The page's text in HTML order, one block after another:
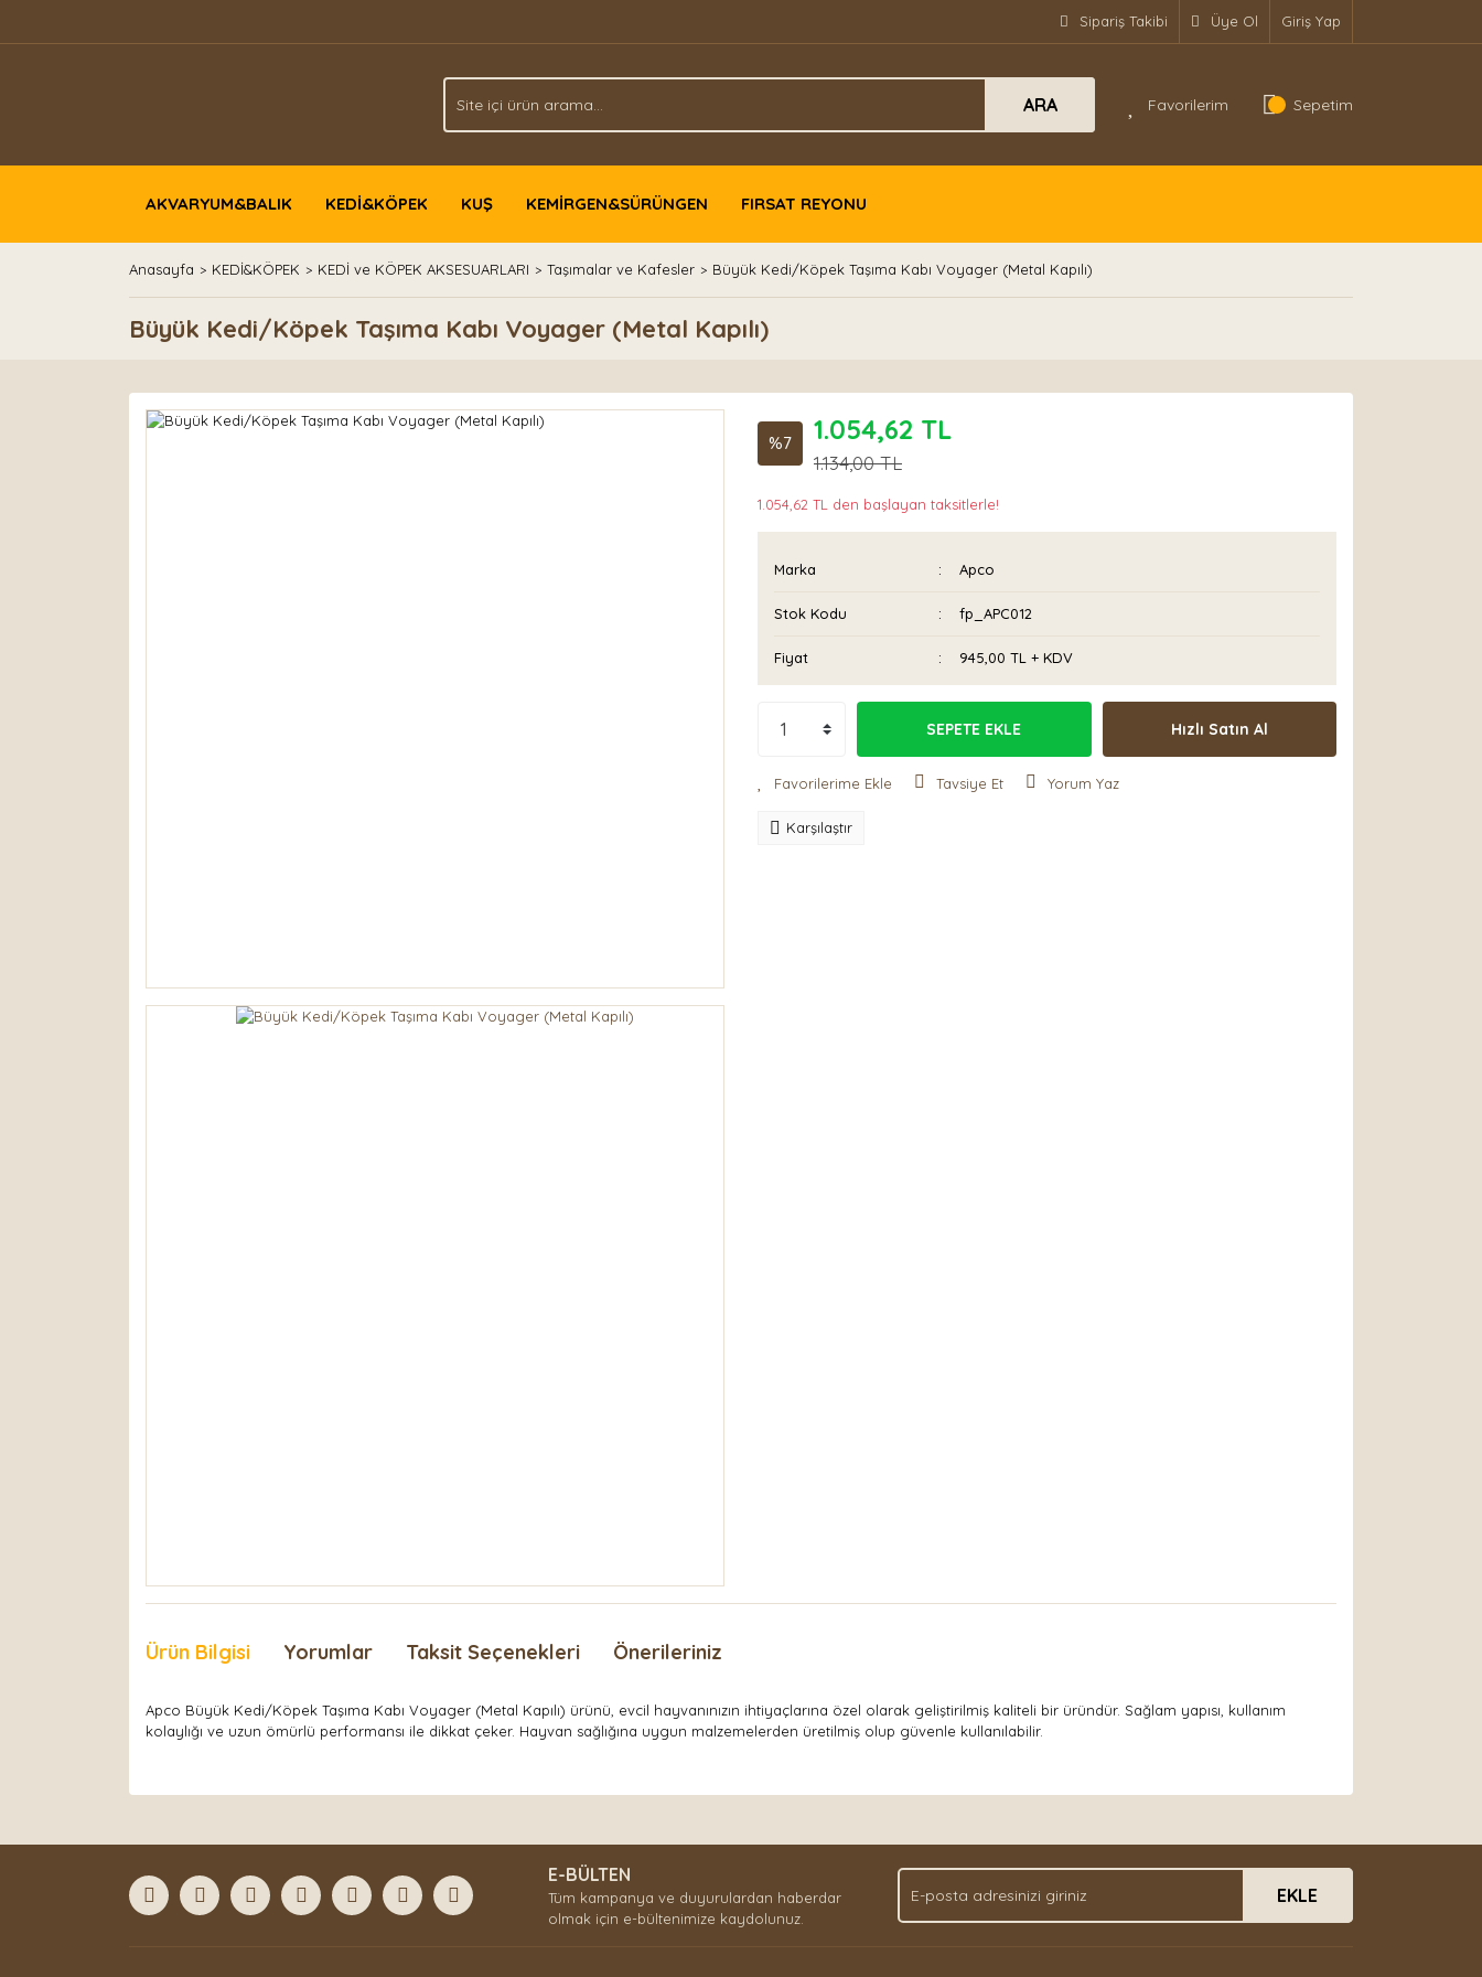
Sipariş Takibi Üye Ol Giriş Yap
ARA Favorilerim Sepetim
AKVARYUM&BALIK KEDİ&KÖPEK KUŞ KEMİRGEN&SÜRÜNGEN FIRSAT REYONU
Anasayfa KEDİ&KÖPEK KEDİ ve KÖPEK AKSESUARLARI Taşımalar ve Kafesler Büyük Kedi/Köpek Taşıma Kabı Voyager (Metal Kapılı)
Büyük Kedi/Köpek Taşıma Kabı Voyager (Metal Kapılı)
%7 1.054,62 TL
1.134,00 TL
1.054,62 TL den başlayan taksitlerle!
Marka Apco
Stok Kodu fp_APC012
Fiyat 945,00 TL + KDV
SEPETE EKLE Hızlı Satın Al
Tavsiye Et Yorum Yaz
Karşılaştır
Ürün Bilgisi Yorumlar Taksit Seçenekleri Önerileriniz
Apco Büyük Kedi/Köpek Taşıma Kabı Voyager (Metal Kapılı) ürünü, evcil hayvanınızın ihtiyaçlarına özel olarak geliştirilmiş kaliteli bir üründür. Sağlam yapısı, kullanım
kolaylığı ve uzun ömürlü performansı ile dikkat çeker. Hayvan sağlığına uygun malzemelerden üretilmiş olup güvenle kullanılabilir.
Ürün açıklamasında eksik bilgiler bulunuyor.
E-BÜLTEN
Tüm kampanya ve duyurulardan haberdar
olmak için e-bültenimize kaydolunuz.
EKLE